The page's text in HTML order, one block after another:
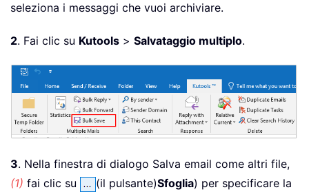
seleziona i messaggi che vuoi archiviare.
2. Fai clic su Kutools > Salvataggio multiplo.
3. Nella finestra di dialogo Salva email come altri file,
(1) fai clic su (il pulsante)Sfoglia) per specificare la